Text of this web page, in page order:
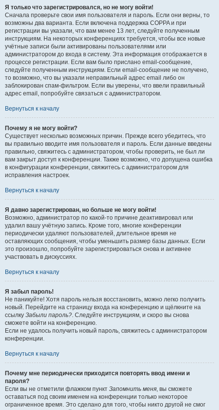
Я только что зарегистрировался, но не могу войти!
Сначала проверьте свои имя пользователя и пароль. Если они верны, то
возможны два варианта. Если включена поддержка COPPA и при
регистрации вы указали, что вам менее 13 лет, следуйте полученным
инструкциям. На некоторых конференциях требуется, чтобы все новые
учётные записи были активированы пользователями или
администратором до входа в систему. Эта информация отображается в
процессе регистрации. Если вам было прислано email-сообщение,
следуйте полученным инструкциям. Если email-сообщение не получено,
то возможно, что вы указали неправильный адрес email либо он
заблокирован спам-фильтром. Если вы уверены, что ввели правильный
адрес email, попробуйте связаться с администратором.
Вернуться к началу
Почему я не могу войти?
Существует несколько возможных причин. Прежде всего убедитесь, что
вы правильно вводите имя пользователя и пароль. Если данные введены
правильно, свяжитесь с администратором, чтобы проверить, не был ли
вам закрыт доступ к конференции. Также возможно, что допущена ошибка
в конфигурации конференции, свяжитесь с администратором для
исправления настроек.
Вернуться к началу
Я давно зарегистрирован, но больше не могу войти!
Возможно, администратор по какой-то причине деактивировал или
удалил вашу учётную запись. Кроме того, многие конференции
периодически удаляют пользователей, длительное время не
оставляющих сообщения, чтобы уменьшить размер базы данных. Если
это произошло, попробуйте зарегистрироваться снова и активнее
участвовать в дискуссиях.
Вернуться к началу
Я забыл пароль!
Не паникуйте! Хотя пароль нельзя восстановить, можно легко получить
новый. Перейдите на страницу входа на конференцию и щёлкните на
ссылку Забыли пароль?. Следуйте инструкциям, и скоро вы снова
сможете войти на конференцию.
Если не удалось получить новый пароль, свяжитесь с администратором
конференции.
Вернуться к началу
Почему мне периодически приходится повторять ввод имени и
пароля?
Если вы не отметили флажком пункт Запомнить меня, вы сможете
оставаться под своим именем на конференции только некоторое
ограниченное время. Это сделано для того, чтобы никто другой не смог